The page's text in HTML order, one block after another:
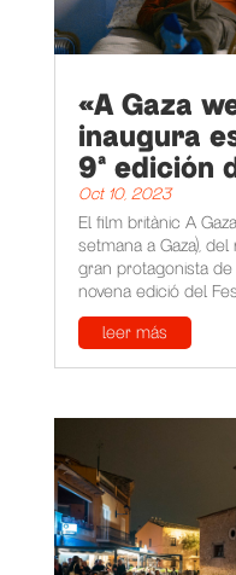
«A Gaza
inaugura
9ª edición
Oct 10, 2023
El film britànic A
setmana a Gaza),
gran protagonista
novena edició del
leer más